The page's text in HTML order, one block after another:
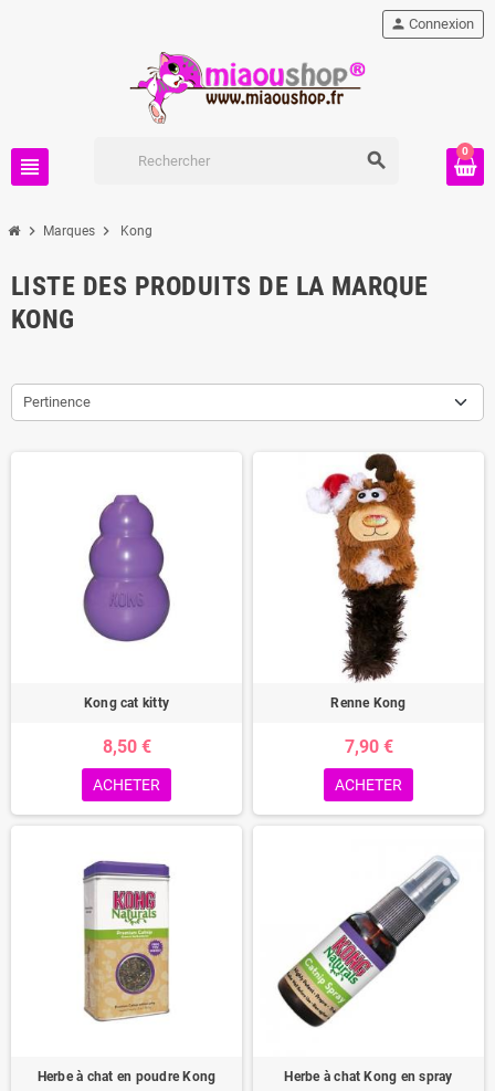
view_headline
person Connexion
0
search
chevron_right Marques chevron_right Kong
LISTE DES PRODUITS DE LA MARQUE
KONG
Pertinence
Kong cat kitty
8,50 €
ACHETER
Renne Kong
7,90 €
ACHETER
Herbe à chat en poudre Kong Herbe à chat Kong en spray